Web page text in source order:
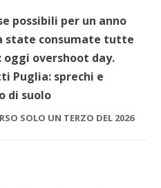
possibili per un anno
state consumate tutte
oggi overshoot day.
Puglia: sprechi e
di suolo
SOLO UN TERZO DEL 2026